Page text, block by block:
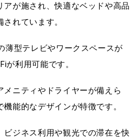
アが施され、快適なベッドや高品
れています。
薄型テレビやワークスペースが
が利用可能です。
メニティやドライヤーが備えら
能的なデザインが特徴です。
ビジネス利用や観光での滞在を快